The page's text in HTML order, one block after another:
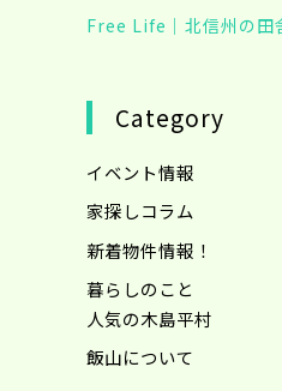
Free Life｜北信州の田
Category
イベント情報
家探しコラム
新着物件情報！
暮らしのこと
人気の木島平村
飯山について